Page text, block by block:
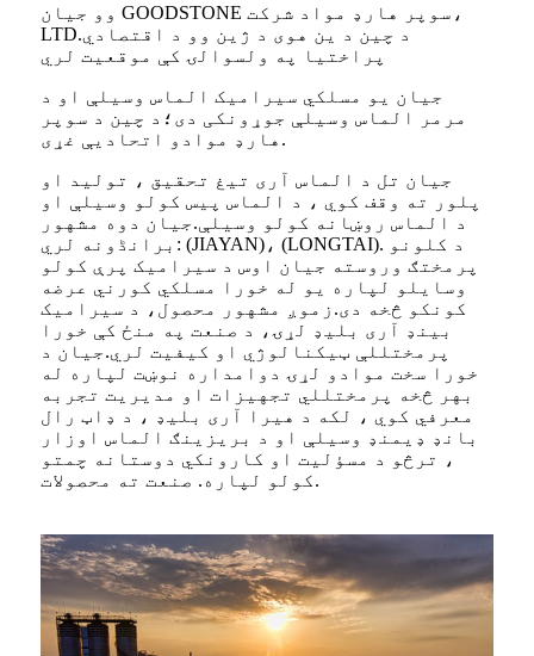
وو جیان GOODSTONE سوپر هارډ مواد شرکت،
LTD.د چین د ین هوی د ژین وو د اقتصادي
پراختیا په ولسوالۍ کې موقعیت لري
جیان یو مسلکي سیرامیک الماس وسیلې او د
مرمر الماس وسیلې جوړونکی دی؛د چین د سوپر
هارډ موادو اتحادیې غړی.
جیان تل د الماس آری تیغ تحقیق ، تولید او
پلور ته وقف کوي ، د الماس پیس کولو وسیلې او
د الماس روښانه کولو وسیلې.جیان دوه مشهور
برانڈونه لري: (JIAYAN)، (LONGTAI). د کلونو
پرمختګ وروسته جیان اوس د سیرامیک پرې کولو
وسایلو لپاره یو له خورا مسلکي کورني عرضه
کونکو څخه دی.زموږ مشهور محصول، د سیرامیک
بینډ آری بلیډ لړۍ، د صنعت په منځ کې خورا
پرمختللې ټیکنالوژي او کیفیت لري.جیان د
خورا سخت موادو لړۍ دوامداره نوښت لپاره له
بهر څخه پرمختللي تجهیزات او مدیریت تجربه
معرفي کوي ، لکه د هیرا آری بلیډ ، د ډاټ رال
بانډ ډیمنډ وسیلې او د بریزینګ الماس اوزار
، ترڅو د مسؤلیت او کارونکي دوستانه چمتو
کولو لپاره. صنعت ته محصولات.